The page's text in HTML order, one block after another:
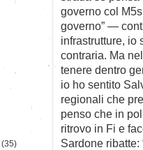
governo col
governo” —
infrastrutture, io
contraria. Ma
tenere dentro
io ho sentito
regionali che
penso che in
ritrovo in Fi e
Sardone
(35)